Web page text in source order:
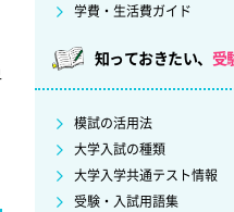
学費・生活費ガイド
知っておきたい、 受
模試の活用法
大学入試の種類
大学入学共通テスト情報
受験・入試用語集